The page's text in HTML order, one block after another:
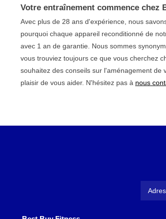
Votre entraînement commence chez
Avec plus de 28 ans d'expérience, nous
pourquoi chaque appareil reconditionné de
avec 1 an de garantie. Nous sommes
vous trouviez toujours ce que vous cherchez
souhaitez des conseils sur l'aménagement
plaisir de vous aider. N'hésitez pas à nous